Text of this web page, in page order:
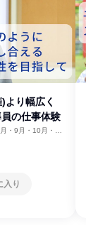
より幅広く
の仕事体験
・9月・10月・11
入り